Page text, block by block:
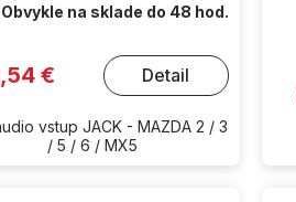
Obvykle na sklade do 48 hod.
€ Detail
vstup JACK - MAZDA 2 / 3
/ 5 / 6 / MX5